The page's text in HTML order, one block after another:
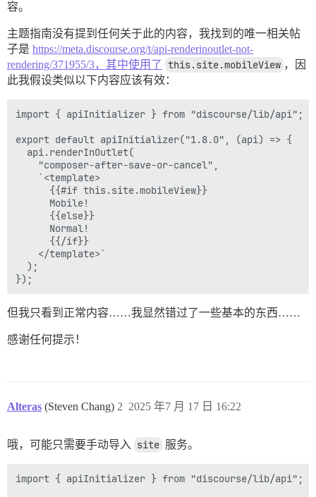
容。
主题指南没有提到任何关于此的内容，我找到的唯一相关帖
子是 https://meta.discourse.org/t/api-renderinoutlet-not-
rendering/371955/3，其中使用了 this.site.mobileView ，因
此我假设类似以下内容应该有效：
import { apiInitializer } from "discourse/lib/api";
export default apiInitializer("1.8.0", (api) => {
  api.renderInOutlet(
    "composer-after-save-or-cancel",
    `<template>
      {{#if this.site.mobileView}}
      Mobile!
      {{else}}
      Normal!
      {{/if}}
    </template>`
  );
但我只看到正常内容……我显然错过了一些基本的东西……
感谢任何提示！
Alteras (Steven Chang) 2025 年7 月 17 日 16:22
2
哦，可能只需要手动导入 site 服务。
import { apiInitializer } from "discourse/lib/api";